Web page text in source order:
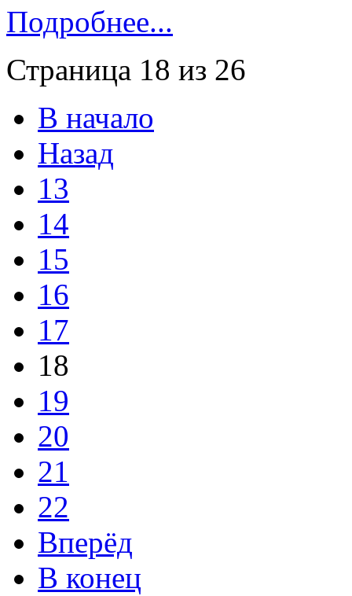
Подробнее...
Страница 18 из 26
В начало
Назад
13
14
15
16
17
18
19
20
21
22
Вперёд
В конец